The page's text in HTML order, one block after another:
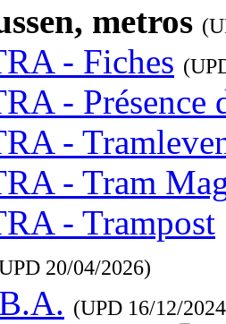
metros
- Fiches
- Présence
-
- Tram
- Trampost
20/04/2026)
(UPD 16/12/2024